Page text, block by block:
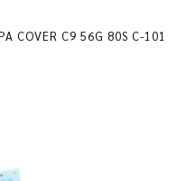
COVER C9 56G 80S C-101